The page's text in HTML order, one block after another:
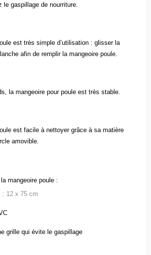
de nourriture.
est très simple d’utilisation : glisser la
afin de remplir la mangeoire poule.
la mangeoire pour poule est très stable.
est facile à nettoyer grâce à sa matière
amovible.
mangeoire poule :
x 75 cm
qui évite le gaspillage